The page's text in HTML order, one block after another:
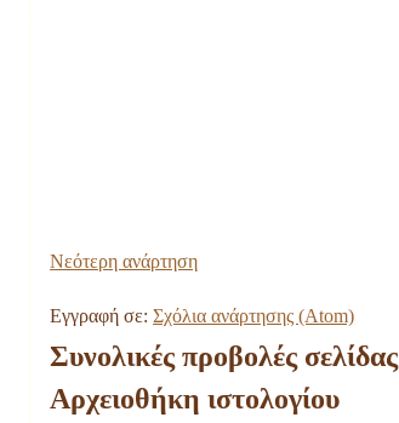
Νεότερη ανάρτηση
Εγγραφή σε:Σχόλια ανάρτησης (Atom)
Συνολικές προβολές σελίδας
Αρχειοθήκη ιστολογίου